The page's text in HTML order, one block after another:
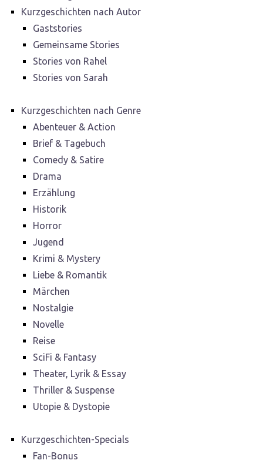
Kurzgeschichten nach Autor
Gaststories
Gemeinsame Stories
Stories von Rahel
Stories von Sarah
Kurzgeschichten nach Genre
Abenteuer & Action
Brief & Tagebuch
Comedy & Satire
Drama
Erzählung
Historik
Horror
Jugend
Krimi & Mystery
Liebe & Romantik
Märchen
Nostalgie
Novelle
Reise
SciFi & Fantasy
Theater, Lyrik & Essay
Thriller & Suspense
Utopie & Dystopie
Kurzgeschichten-Specials
Fan-Bonus